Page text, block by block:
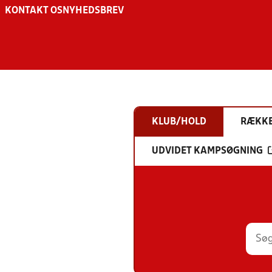
KONTAKT OS NYHEDSBREV
KLUB/HOLD
UDVIDET KAMPSØGNING